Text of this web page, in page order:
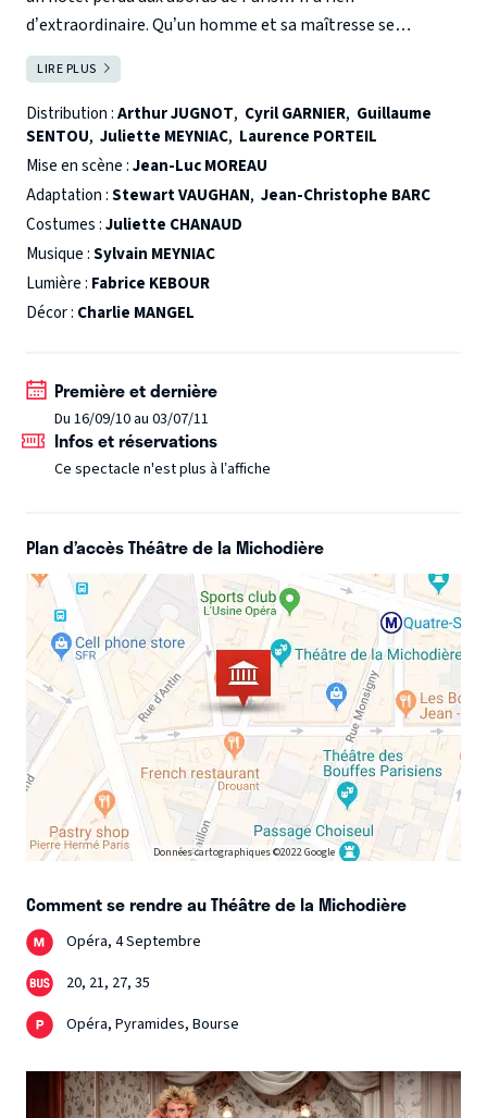
d’extraordinaire. Qu’un homme et sa maîtresse se
retrouvent dans ce même hôtel désuet… relève de la
coïncidence… Mais lorsque la discrétion de nos quatre
infidèles… leur tranquillité, leur confort, et plus encore…
viennent à dépendre entièrement du bon vouloir du maître
des lieux… ça devient franchement loufoque !! Car pour le
plus grand bonheur de son portefeuille, notre hôte, plus
margoulin que gérant suppléant, découvre que nos deux
couples illégitimes ont, chacun, un terrible secret à
cacher…
LIRE PLUS
Distribution :Arthur JUGNOT, Cyril GARNIER, Guillaume
SENTOU, Juliette MEYNIAC, Laurence PORTEIL
Mise en scène :Jean-Luc MOREAU
Adaptation :Stewart VAUGHAN, Jean-Christophe BARC
Costumes :Juliette CHANAUD
Musique :Sylvain MEYNIAC
Lumière : Fabrice KEBOUR
Décor : Charlie MANGEL
Première et dernière
Du 16/09/10 au 03/07/11
Infos et réservations
Ce spectacle n'est plus à l’affiche
Plan d’accès Théâtre de la Michodière
Données cartographiques ©2022 Google
Comment se rendre au Théâtre de la Michodière
Opéra, 4 Septembre
20, 21, 27, 35
Opéra, Pyramides, Bourse